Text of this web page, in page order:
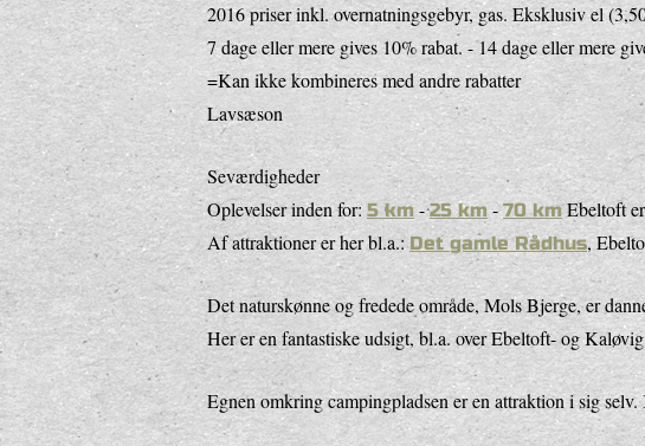
2016 priser inkl. overnatningsgebyr, gas. Eksklusiv el
7 dage eller mere gives 10% rabat. - 14 dage eller mere
=Kan ikke kombineres med andre rabatter
Lavsæson
Seværdigheder
Oplevelser inden for: 5 km -25 km -70 kmEbeltoft er
Af attraktioner er her bl.a.:Det gamle Rådhus,
Det naturskønne og fredede område, Mols Bjerge, er
Her er en fantastiske udsigt, bl.a. over Ebeltoft- og
Egnen omkring campingpladsen er en attraktion i sig